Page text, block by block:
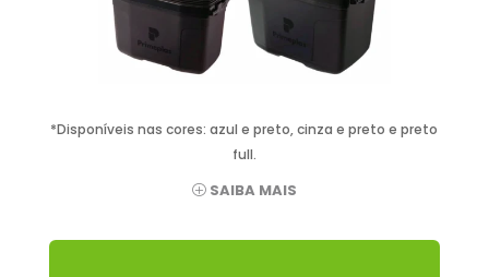
*Disponíveis nas cores: azul e preto, cinza e preto e preto
full.
SAIBA MAIS